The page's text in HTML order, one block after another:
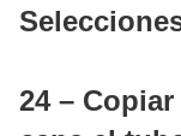
24 –